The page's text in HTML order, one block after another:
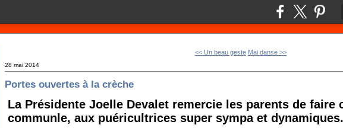
<< Un beau geste Mai danse >>
28 mai 2014
Portes ouvertes à la crèche
La Présidente Joelle Devalet remercie les parents de faire
communle, aux puéricultrices super sympa et dynamiques.